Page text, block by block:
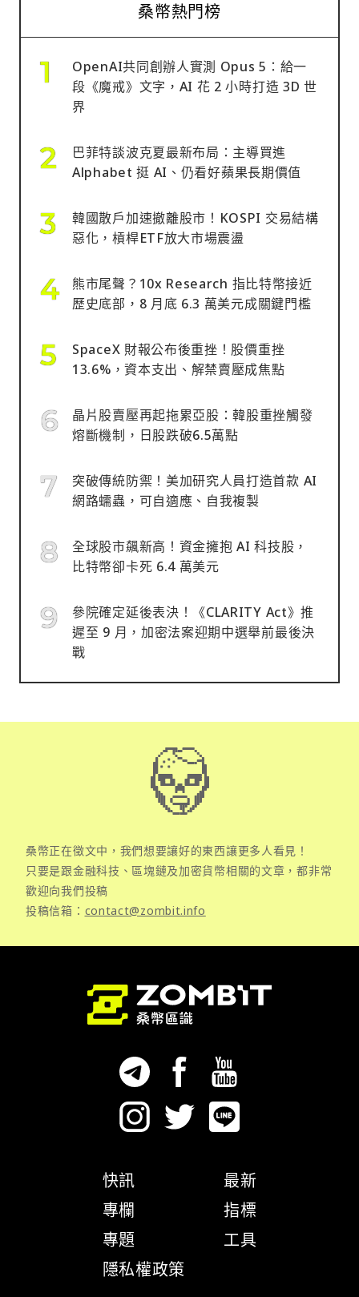
桑幣熱門榜
OpenAI共同創辦人實測 Opus 5：給一
段《魔戒》文字，AI 花 2 小時打造 3D 世
界
巴菲特談波克夏最新布局：主導買進
Alphabet 挺 AI、仍看好蘋果長期價值
韓國散戶加速撤離股市！KOSPI 交易結構
惡化，槓桿ETF放大市場震盪
熊市尾聲？10x Research 指比特幣接近
歷史底部，8 月底 6.3 萬美元成關鍵門檻
SpaceX 財報公布後重挫！股價重挫
13.6%，資本支出、解禁賣壓成焦點
晶片股賣壓再起拖累亞股：韓股重挫觸發
熔斷機制，日股跌破6.5萬點
突破傳統防禦！美加研究人員打造首款 AI
網路蠕蟲，可自適應、自我複製
全球股市飆新高！資金擁抱 AI 科技股，
比特幣卻卡死 6.4 萬美元
參院確定延後表決！《CLARITY Act》推
遲至 9 月，加密法案迎期中選舉前最後決
戰
桑幣正在徵文中，我們想要讓好的東西讓更多人看見！
只要是跟金融科技、區塊鏈及加密貨幣相關的文章，都非常
歡迎向我們投稿
投稿信箱： contact@zombit.info
快訊
專欄
專題
隱私權政策
最新
指標
工具